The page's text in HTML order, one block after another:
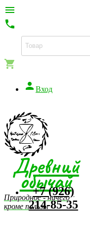



 Вход
Древний
обычай
Природное - ничего
кроме пользы
+7 (926)
214-85-35